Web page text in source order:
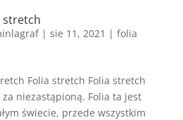
stretch
| sie 11, 2021 | folia
Folia stretch Folia stretch
niezastąpioną. Folia ta jest
świecie, przede wszystkim